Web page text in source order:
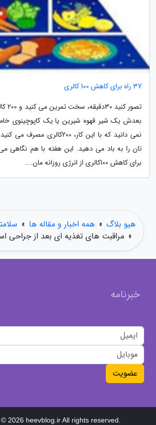
37 راه برای کاهش 100 کالری
بعدش یک شیر قهوه شیرین یا یک کاپوچینوی
نمی دانید که با این کار،
برای کاهش 100کالری از انرژی روزانه مان....
هیو بلاگ » همه اخبار و مقاله ها »
» مراقبت های تغذیه ای بعد از جراحی
خبرنامه
عضویت
2026 heevblog.ir All rights reserved.